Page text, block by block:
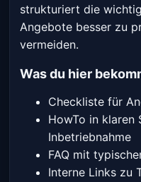
strukturiert die
Angebote besser zu
vermeiden.
Was du hier
Checkliste für
HowTo in klaren
Inbetriebnahme
FAQ mit
Interne Links zu